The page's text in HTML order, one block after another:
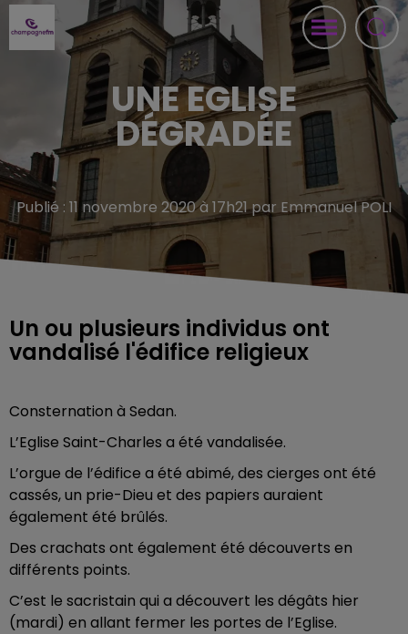
UNE EGLISE
DÉGRADÉE
Publié : 11 novembre 2020 à 17h21 par Emmanuel POLI
Un ou plusieurs individus ont
vandalisé l'édifice religieux
Consternation à Sedan.
L’Eglise Saint-Charles a été vandalisée.
L’orgue de l’édifice a été abimé, des cierges ont été
cassés, un prie-Dieu et des papiers auraient
également été brûlés.
Des crachats ont également été découverts en
différents points.
C’est le sacristain qui a découvert les dégâts hier
(mardi) en allant fermer les portes de l’Eglise.